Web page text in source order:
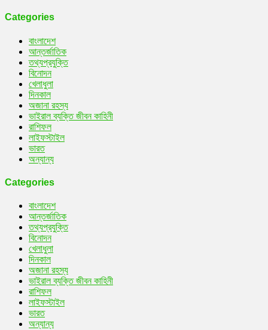
Categories
বাংলাদেশ
আন্তর্জাতিক
তথ্যপ্রযুক্তি
বিনোদন
খেলাধুলা
দিনকাল
অজানা রহস্য
ভাইরাল ব্যক্তি জীবন কাহিনী
রাশিফল
লাইফস্টাইল
ভারত
অন্যান্য
Categories
বাংলাদেশ
আন্তর্জাতিক
তথ্যপ্রযুক্তি
বিনোদন
খেলাধুলা
দিনকাল
অজানা রহস্য
ভাইরাল ব্যক্তি জীবন কাহিনী
রাশিফল
লাইফস্টাইল
ভারত
অন্যান্য